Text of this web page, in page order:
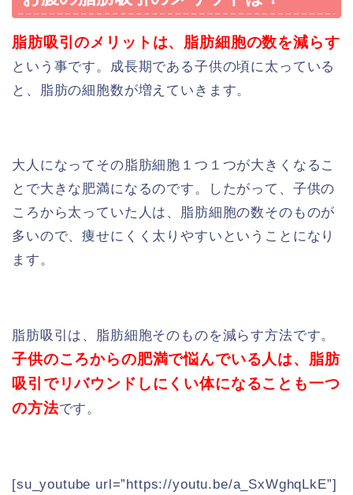
脂肪吸引のメリットは、脂肪細胞の数を減らす
という事です。成長期である子供の頃に太っている
と、脂肪の細胞数が増えていきます。
大人になってその脂肪細胞１つ１つが大きくなるこ
とで大きな肥満になるのです。したがって、子供の
ころから太っていた人は、脂肪細胞の数そのものが
多いので、痩せにくく太りやすいということになり
ます。
脂肪吸引は、脂肪細胞そのものを減らす方法です。
子供のころからの肥満で悩んでいる人は、脂肪
吸引でリバウンドしにくい体になることも一つ
の方法です。
[su_youtube url=”https://youtu.be/a_SxWghqLkE”]